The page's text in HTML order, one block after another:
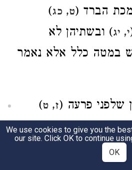
הברד (ט, כג)
י, יג) ובשתיהן לא
במטה כלל אלא נאמר
שלפני פרעה (ז, ט)
במטה אהרן, הן
(יב).
We use cookies to give you the
our site. Click OK to continue
OK